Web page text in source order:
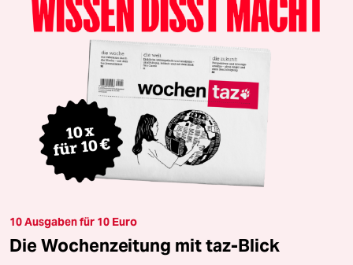
10 Ausgaben für 10 Euro
Die Wochenzeitung mit taz-Blick